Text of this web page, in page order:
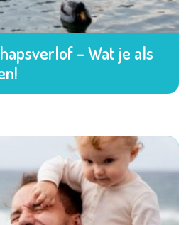
– Wat je als